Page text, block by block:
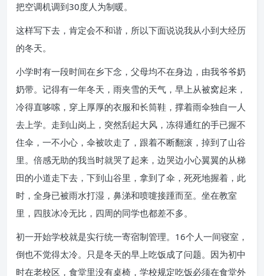
把空调机调到30度人为制暖。
这样写下去，肯定会不和谐，所以下面说说我从小到大经历
的冬天。
小学时有一段时间在乡下念，父母均不在身边，由我爷爷奶
奶带。记得有一年冬天，雨夹雪的天气，早上从被窝起来，
冷得直哆嗦，穿上厚厚的衣服和长筒鞋，撑着雨伞独自一人
去上学。走到山岗上，突然刮起大风，冻得通红的手已握不
住伞，一不小心，伞被吹走了，跟着不断翻滚，掉到了山谷
里。倍感无助的我当时就哭了起来，边哭边小心翼翼的从梯
田的小道走下去，下到山谷里，拿到了伞，死死地握着，此
时，全身已被雨水打湿，鼻涕和喷嚏接踵而至。坐在教室
里，四肢冰冷无比，四周的同学也都差不多。
初一开始学校就是实行统一寄宿制管理。16个人一间寝室，
倒也不觉得太冷。只是冬天的早上吃饭成了问题。因为初中
时在老校区，食堂里没有桌椅，学校规定吃饭必须在食堂外